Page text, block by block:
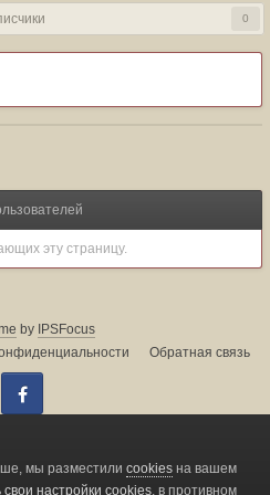
0
эту страницу.
by IPSFocus
Обратная связь
Community
мы разместили cookies на вашем
свои настройки cookies, в противном